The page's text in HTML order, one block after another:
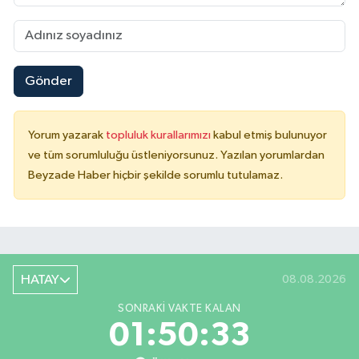
Gönder
Yorum yazarak topluluk kurallarımızı kabul etmiş bulunuyor
ve tüm sorumluluğu üstleniyorsunuz. Yazılan yorumlardan
Beyzade Haber hiçbir şekilde sorumlu tutulamaz.
HATAY 08.08.2026
SONRAKI VAKTE KALAN
01:50:33